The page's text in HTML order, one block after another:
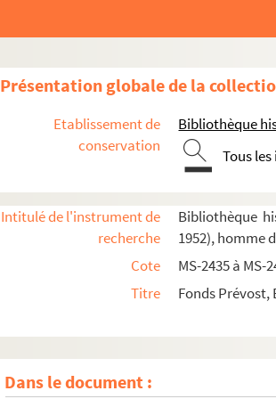
Présentation globale de la
Etablissement de
conservation
Bibliothèque
Tous
Intitulé de l'instrument de
recherche
Bibliothèque
1952), homme
Cote
MS-2435 à MS-
Titre
Fonds Prévost,
Dans le document :
4-MS-2435. Papiers et photographies de
4-MS-2436. Répertoires d'adresses,
8-MS-2437. Comptes de Prévost
4-MS-2438. Légion d'honneur d'Ernest
4-MS-2441. Articles biographiques écrits par